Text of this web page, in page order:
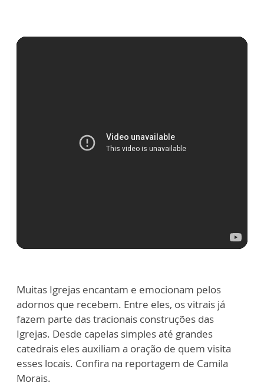
Muitas Igrejas encantam e emocionam pelos
adornos que recebem. Entre eles, os vitrais já
fazem parte das tracionais construções das
Igrejas. Desde capelas simples até grandes
catedrais eles auxiliam a oração de quem visita
esses locais. Confira na reportagem de Camila
Morais.